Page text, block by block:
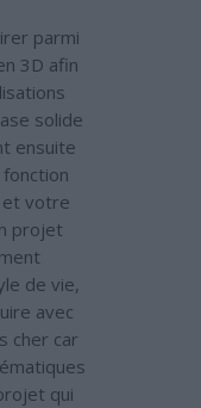
parmi
3D afin
solide
ensuite
et votre
projet
de vie,
avec
cher car
qui